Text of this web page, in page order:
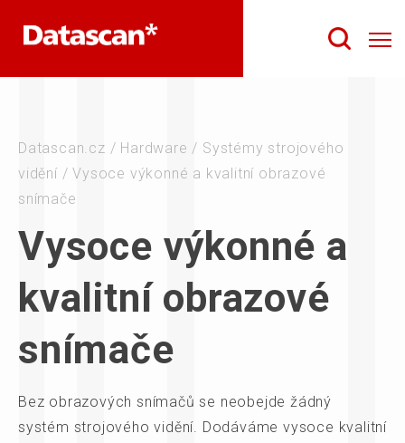
Datascan.cz / Hardware / Systémy strojového
vidění / Vysoce výkonné a kvalitní obrazové
snímače
Vysoce výkonné a
kvalitní obrazové
snímače
Bez obrazových snímačů se neobejde žádný
systém strojového vidění. Dodáváme vysoce kvalitní